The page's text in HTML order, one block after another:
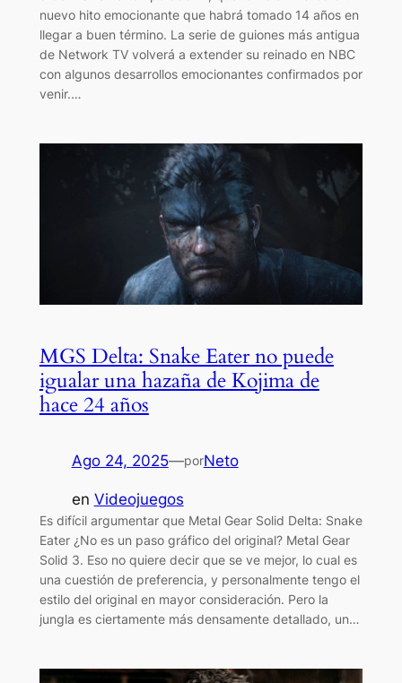
nuevo hito emocionante que habrá tomado 14 años en
llegar a buen término. La serie de guiones más antigua
de Network TV volverá a extender su reinado en NBC
con algunos desarrollos emocionantes confirmados por
venir.…
MGS Delta: Snake Eater no puede
igualar una hazaña de Kojima de
hace 24 años
Ago 24, 2025—porNeto
en Videojuegos
Es difícil argumentar que Metal Gear Solid Delta: Snake
Eater ¿No es un paso gráfico del original? Metal Gear
Solid 3. Eso no quiere decir que se ve mejor, lo cual es
una cuestión de preferencia, y personalmente tengo el
estilo del original en mayor consideración. Pero la
jungla es ciertamente más densamente detallado, un…